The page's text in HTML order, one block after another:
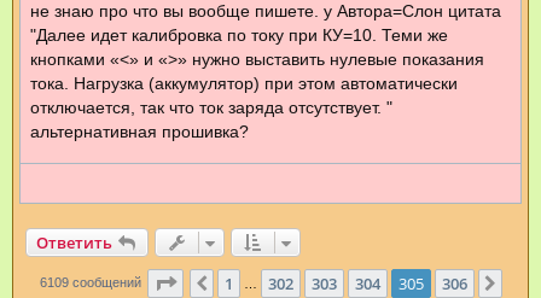
щ
е
и
не знаю про что вы вообще пишете. у Автора=Слон цитата
"Далее идет калибровка по току при КУ=10. Теми же
кнопками «<» и «>» нужно выставить нулевые показания
тока. Нагрузка (аккумулятор) при этом автоматически
отключается, так что ток заряда отсутствует. "
альтернативная прошивка?
Ответить
6109 сообщений Страница 305из 306
Пред.
1 302 303 304 305 306